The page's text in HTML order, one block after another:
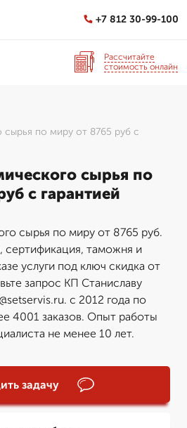
+7 812 30-99-100
Рассчитайте
стоимость онлайн
сырья по миру от 8765 руб с
сырья по
с гарантией
сырья по миру от 8765 руб.
сертификация, таможня и
услуги под ключ скидка от
запрос КП Станиславу
с 2012 года по
4001 заказов. Опыт работы
не менее 10 лет.
задачу